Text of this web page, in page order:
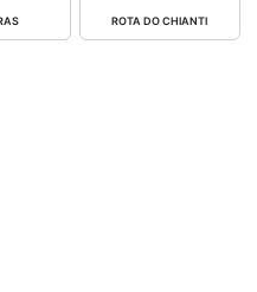
ROTA DO CHIANTI